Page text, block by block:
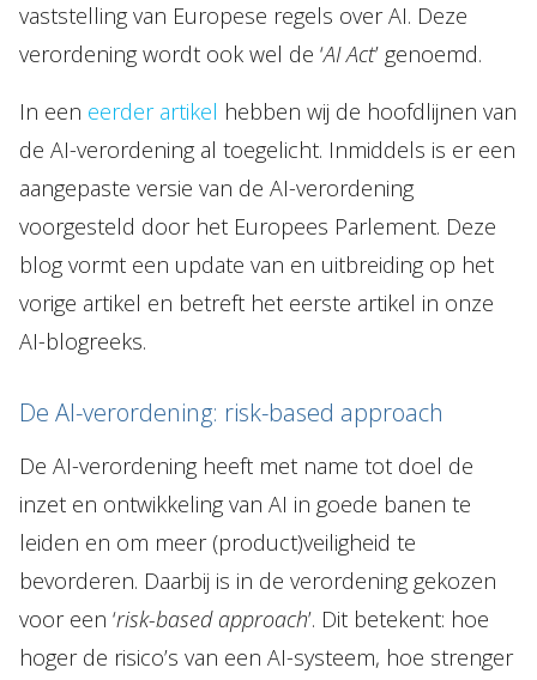
vaststelling van Europese regels over AI. Deze
verordening wordt ook wel de ‘AI Act’ genoemd.
In een eerder artikel hebben wij de hoofdlijnen van
de AI-verordening al toegelicht. Inmiddels is er een
aangepaste versie van de AI-verordening
voorgesteld door het Europees Parlement. Deze
blog vormt een update van en uitbreiding op het
vorige artikel en betreft het eerste artikel in onze
AI-blogreeks.
De AI-verordening: risk-based approach
De AI-verordening heeft met name tot doel de
inzet en ontwikkeling van AI in goede banen te
leiden en om meer (product)veiligheid te
bevorderen. Daarbij is in de verordening gekozen
voor een ‘risk-based approach’. Dit betekent: hoe
hoger de risico’s van een AI-systeem, hoe strenger